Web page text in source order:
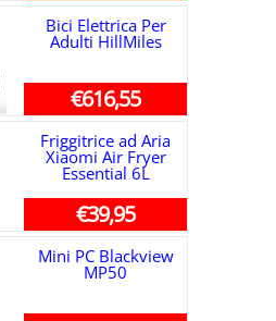
Bici Elettrica Per
Adulti HillMiles
€616,55
Friggitrice ad Aria
Xiaomi Air Fryer
Essential 6L
€39,95
Mini PC Blackview
MP50